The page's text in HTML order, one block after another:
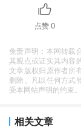
点赞0
免责声明：本网转载
其观点或证实其内容
文章版权归原作者所
删除。凡以任何方式
受本网站声明的约束
相关文章